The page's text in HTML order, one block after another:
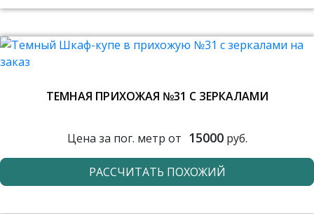
ТЕМНАЯ ПРИХОЖАЯ №31 С ЗЕРКАЛАМИ
Цена за пог. метр от 15000руб.
РАССЧИТАТЬ ПОХОЖИЙ